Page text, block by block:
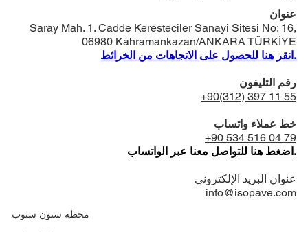
عنوان
Saray Mah. 1. Cadde Keresteciler Sanayi Sitesi No: 16,
06980 Kahramankazan/ANKARA TÜRKİYE
انقر هنا للحصول على الاتجاهات من الخرائط.
رقم التليفون
+90(312) 397 11 55
خط عملاء واتساب
+90 534 516 04 79
اضغط هنا للتواصل معنا عبر الواتساب.
عنوان البريد الإلكتروني
info@isopave.com
محطة ستون ستوب